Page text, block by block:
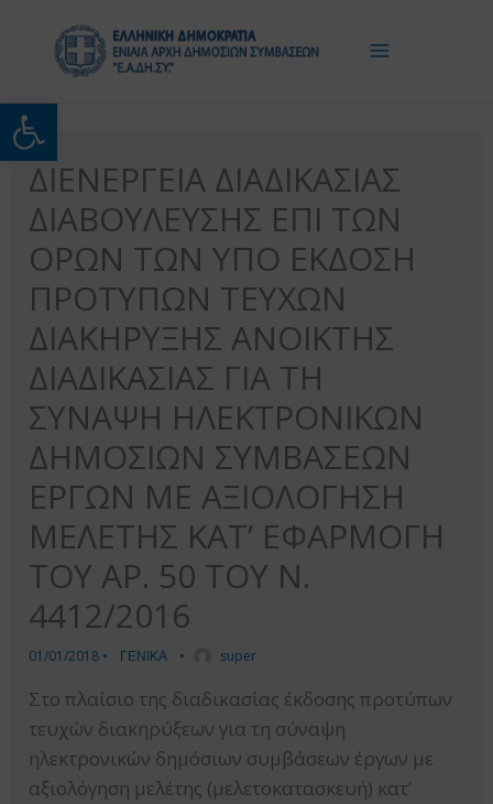
Ανοίξτε τη γραμμή
περιεχόμενο
ΔΙΕΝΕΡΓΕΙΑ ΔΙΑΔΙΚΑΣΙΑΣ
ΔΙΑΒΟΥΛΕΥΣΗΣ ΕΠΙ ΤΩΝ
ΟΡΩΝ ΤΩΝ ΥΠΟ ΕΚΔΟΣΗ
ΠΡΟΤΥΠΩΝ ΤΕΥΧΩΝ
ΔΙΑΚΗΡΥΞΗΣ ΑΝΟΙΚΤΗΣ
ΔΙΑΔΙΚΑΣΙΑΣ ΓΙΑ ΤΗ
ΣΥΝΑΨΗ ΗΛΕΚΤΡΟΝΙΚΩΝ
ΔΗΜΟΣΙΩΝ ΣΥΜΒΑΣΕΩΝ
ΕΡΓΩΝ ΜΕ ΑΞΙΟΛΟΓΗΣΗ
ΜΕΛΕΤΗΣ ΚΑΤ’ ΕΦΑΡΜΟΓΗ
ΤΟΥ ΑΡ. 50 ΤΟΥ Ν.
4412/2016
01/01/2018 • ΓΕΝΙΚΑ • super
Στο πλαίσιο της διαδικασίας έκδοσης προτύπων
τευχών διακηρύξεων για τη σύναψη
ηλεκτρονικών δημόσιων συμβάσεων έργων με
αξιολόγηση μελέτης (μελετοκατασκευή) κατ’